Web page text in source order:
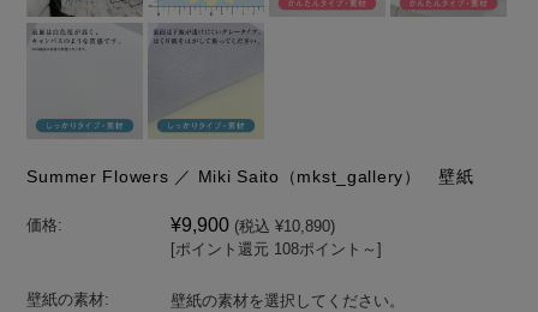
Summer Flowers ／ Miki Saito（mkst_gallery） 壁紙
価格: ¥9,900 (税込 ¥10,890)
[ポイント還元 108ポイント～]
壁紙の素材: 壁紙の素材を選択してください。